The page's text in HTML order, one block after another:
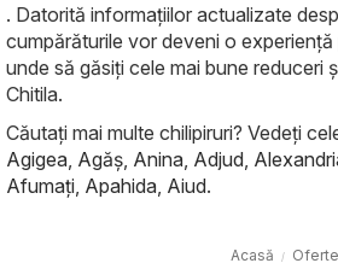
. Datorită informațiilor actualizate
cumpărăturile vor deveni o
unde să găsiți cele mai bune reduceri
Chitila.
Căutați mai multe chilipiruri? Vedeți
Agigea Agăş Anina Adjud
Afumaţi Apahida Aiud.
Acasă